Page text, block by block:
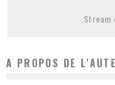
Stream
A PROPOS DE